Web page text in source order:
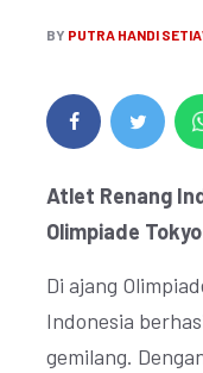
BY PUTRA HANDI
Atlet Renang
Olimpiade Tokyo
Di ajang
Indonesia
gemilang.